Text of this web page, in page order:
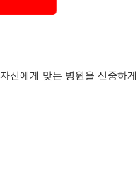
신에게 맞는 병원을 신중하게